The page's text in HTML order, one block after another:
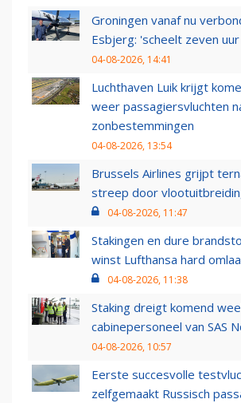
Groningen vanaf nu
Esbjerg: 'scheelt zeven
04-08-2026, 14:41
Luchthaven Luik krijgt
weer passagiersvluchten
zonbestemmingen
04-08-2026, 13:54
Brussels Airlines grijpt
streep door
04-08-2026, 11:47
Stakingen en dure
winst Lufthansa hard
04-08-2026, 11:38
Staking dreigt komend
cabinepersoneel van SAS
04-08-2026, 10:57
Eerste succesvolle
zelfgemaakt Russisch